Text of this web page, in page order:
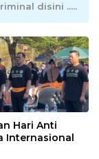
disini .....
Hari Anti
Internasional